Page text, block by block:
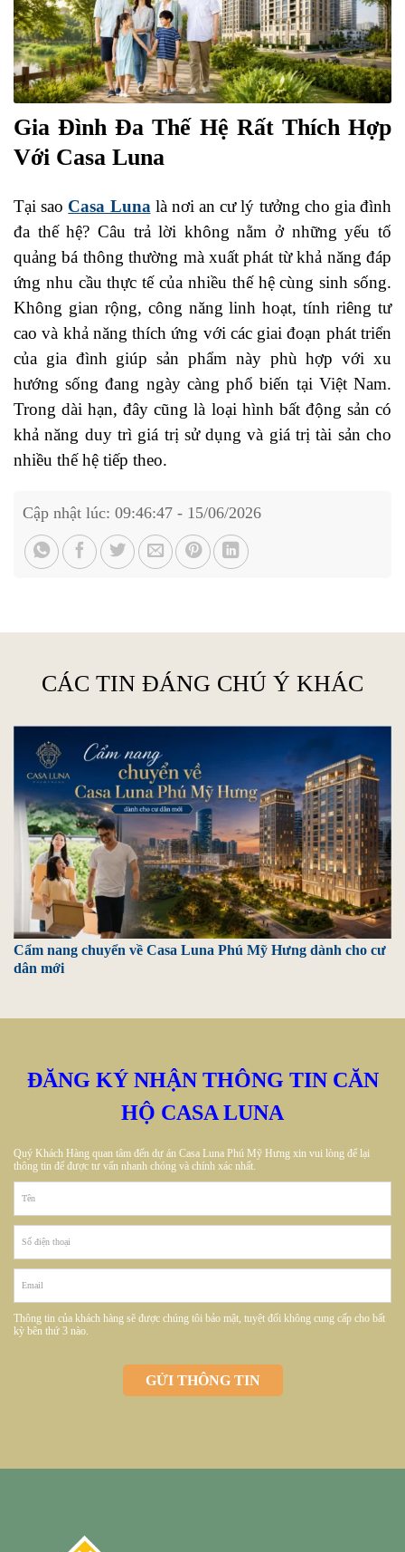
Gia Đình Đa Thế Hệ Rất Thích Hợp
Với Casa Luna
Tại sao Casa Luna là nơi an cư lý tưởng cho gia đình
đa thế hệ? Câu trả lời không nằm ở những yếu tố
quảng bá thông thường mà xuất phát từ khả năng đáp
ứng nhu cầu thực tế của nhiều thế hệ cùng sinh sống.
Không gian rộng, công năng linh hoạt, tính riêng tư
cao và khả năng thích ứng với các giai đoạn phát triển
của gia đình giúp sản phẩm này phù hợp với xu
hướng sống đang ngày càng phổ biến tại Việt Nam.
Trong dài hạn, đây cũng là loại hình bất động sản có
khả năng duy trì giá trị sử dụng và giá trị tài sản cho
nhiều thế hệ tiếp theo.
Cập nhật lúc: 09:46:47 - 15/06/2026
CÁC TIN ĐÁNG CHÚ Ý KHÁC
Cẩm nang chuyển về Casa Luna Phú Mỹ Hưng dành cho cư
dân mới
ĐĂNG KÝ NHẬN THÔNG TIN CĂN
HỘ CASA LUNA
Quý Khách Hàng quan tâm đến dự án Casa Luna Phú Mỹ Hưng xin vui lòng để lại
thông tin để được tư vấn nhanh chóng và chính xác nhất.
Thông tin của khách hàng sẽ được chúng tôi bảo mật, tuyệt đối không cung cấp cho bất
kỳ bên thứ 3 nào.